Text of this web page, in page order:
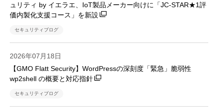
ュリティ by イエラエ、IoT製品メーカー向けに「JC-STAR★1評
価内製化支援コース」を新設
セキュリティブログ
2026年07月18日
【GMO Flatt Security】WordPressの深刻度「緊急」脆弱性
wp2shell の概要と対応指針
セキュリティブログ